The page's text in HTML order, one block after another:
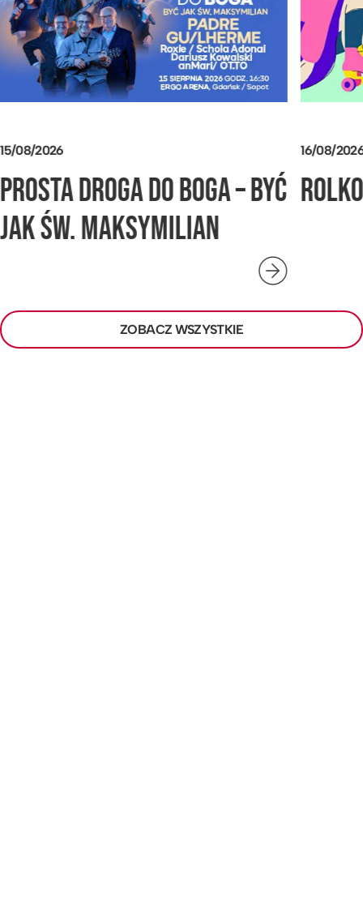
15/08/2026
PROSTA DROGA DO BOGA – BYĆ
JAK ŚW. MAKSYMILIAN
16/08/
ZOBACZ WSZYSTKIE